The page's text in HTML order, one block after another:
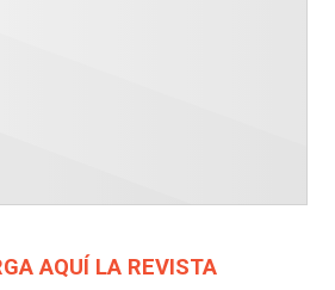
AQUÍ LA REVISTA